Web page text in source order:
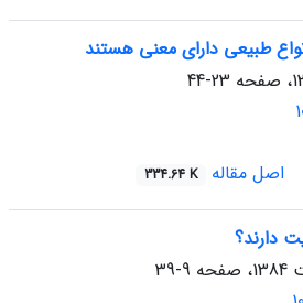
طبیعی دارای معنی هستند
23-44
اصل مقاله 334.64 K
دارند؟
9-39